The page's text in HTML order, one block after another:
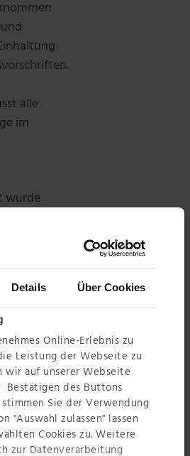
Details Über Cookies
Online-Erlebnis zu
Leistung der Webseite zu
wir auf unserer Webseite
Bestätigen des Buttons
stimmen Sie der Verwendung
"Auswahl zulassen" lassen
Cookies zu. Weitere
zur Datenverarbeitung
alle
im
wurde
entwickelte.
bei
und baute
mit zur